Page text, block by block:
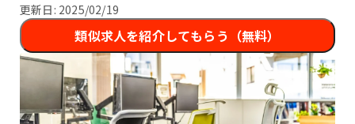
更新日: 2025/02/19
類似求人を紹介してもらう（無料）